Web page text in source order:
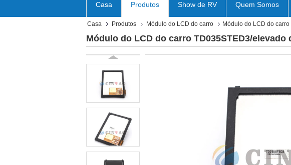
Casa Produtos Show de RV Quem Somos
Casa Produtos Módulo do LCD do carro Módulo do LCD do
Módulo do LCD do carro TD035STED3/